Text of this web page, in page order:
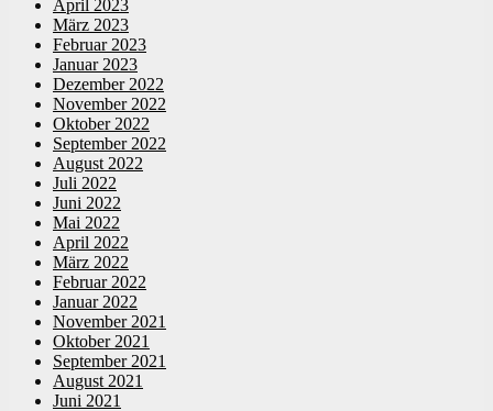
April 2023
März 2023
Februar 2023
Januar 2023
Dezember 2022
November 2022
Oktober 2022
September 2022
August 2022
Juli 2022
Juni 2022
Mai 2022
April 2022
März 2022
Februar 2022
Januar 2022
November 2021
Oktober 2021
September 2021
August 2021
Juni 2021